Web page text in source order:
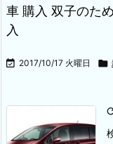
車 購入 双子のた
入
 2017/10/17 火曜日 